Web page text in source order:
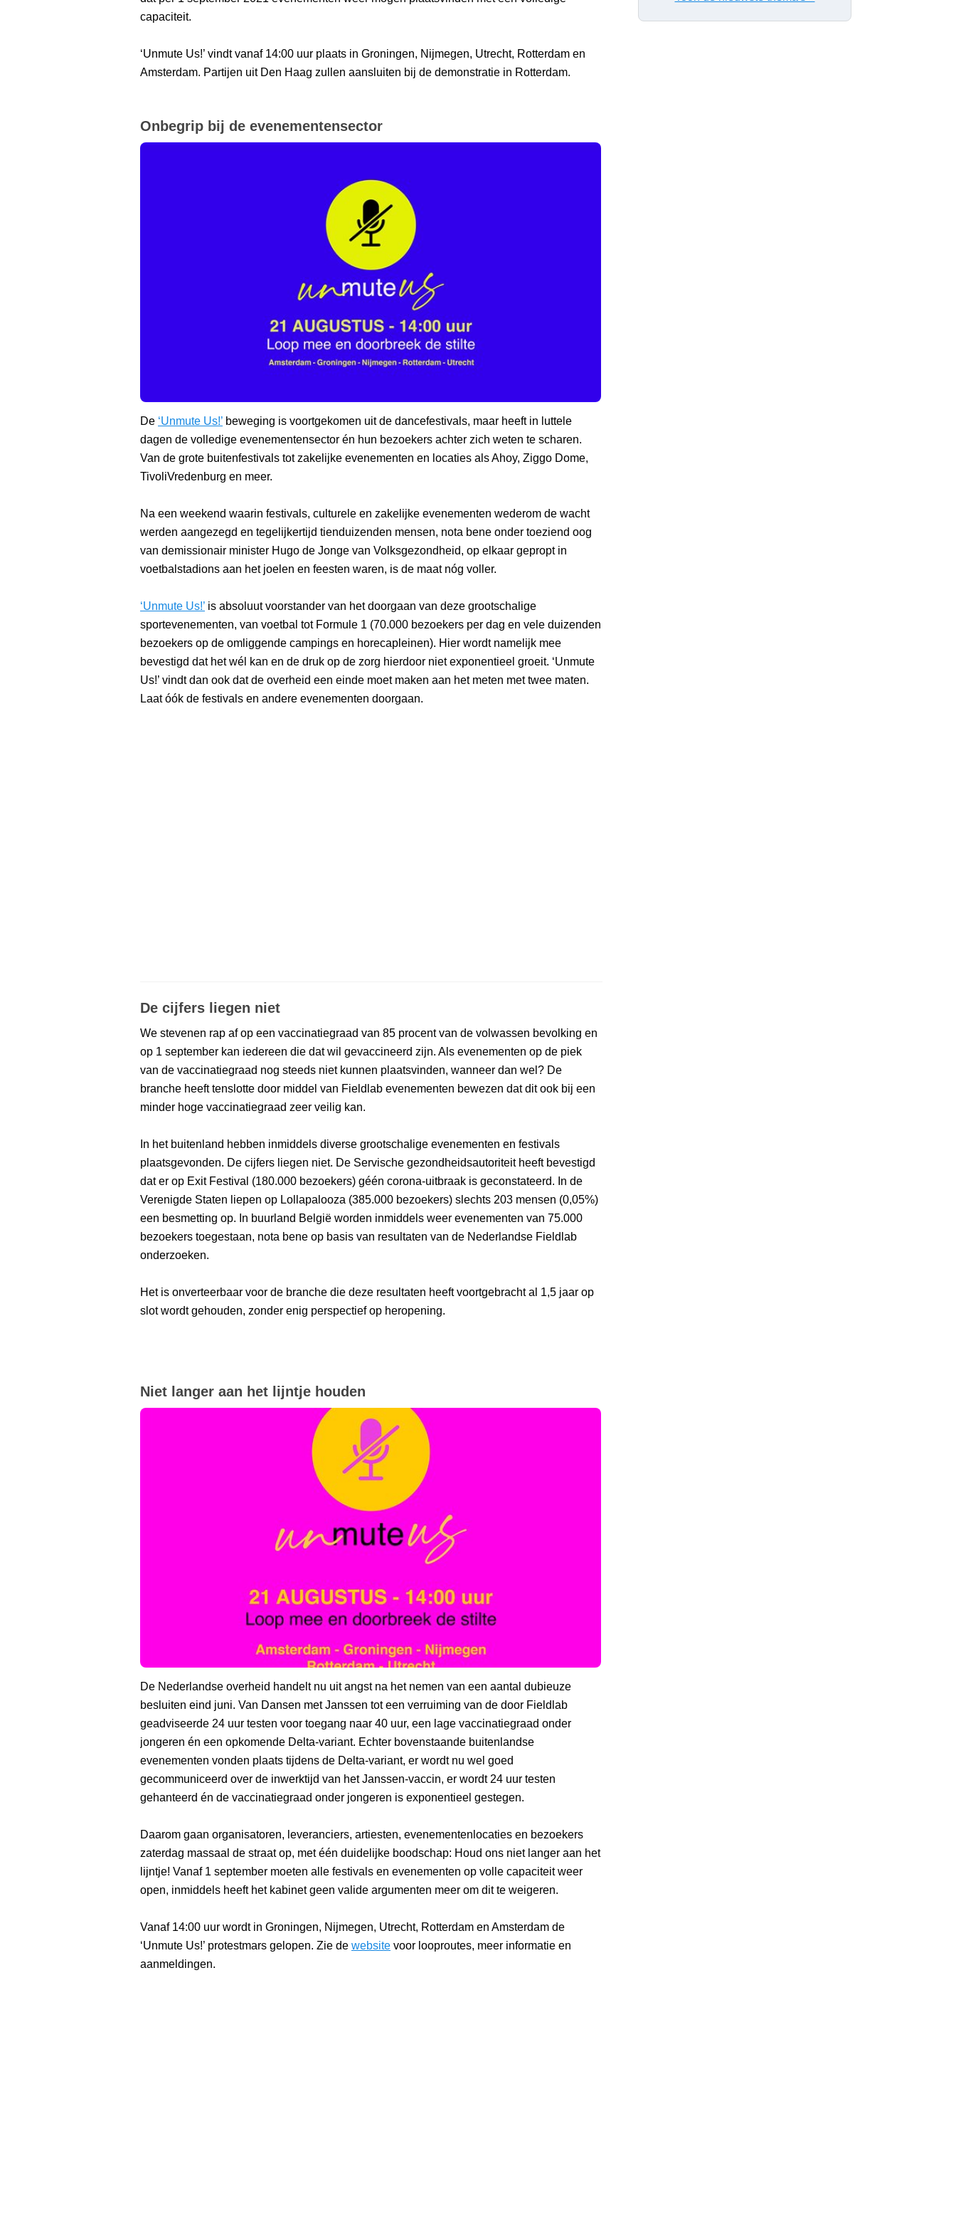
capaciteit.
‘Unmute Us!’ vindt vanaf 14:00 uur plaats in Groningen, Nijmegen, Utrecht, Rotterdam en
Amsterdam. Partijen uit Den Haag zullen aansluiten bij de demonstratie in Rotterdam.
Onbegrip bij de evenementensector
De ‘Unmute Us!’ beweging is voortgekomen uit de dancefestivals, maar heeft in luttele
dagen de volledige evenementensector én hun bezoekers achter zich weten te scharen.
Van de grote buitenfestivals tot zakelijke evenementen en locaties als Ahoy, Ziggo Dome,
TivoliVredenburg en meer.
Na een weekend waarin festivals, culturele en zakelijke evenementen wederom de wacht
werden aangezegd en tegelijkertijd tienduizenden mensen, nota bene onder toeziend oog
van demissionair minister Hugo de Jonge van Volksgezondheid, op elkaar gepropt in
voetbalstadions aan het joelen en feesten waren, is de maat nóg voller.
‘Unmute Us!’ is absoluut voorstander van het doorgaan van deze grootschalige
sportevenementen, van voetbal tot Formule 1 (70.000 bezoekers per dag en vele duizenden
bezoekers op de omliggende campings en horecapleinen). Hier wordt namelijk mee
bevestigd dat het wél kan en de druk op de zorg hierdoor niet exponentieel groeit. ‘Unmute
Us!’ vindt dan ook dat de overheid een einde moet maken aan het meten met twee maten.
Laat óók de festivals en andere evenementen doorgaan.
De cijfers liegen niet
We stevenen rap af op een vaccinatiegraad van 85 procent van de volwassen bevolking en
op 1 september kan iedereen die dat wil gevaccineerd zijn. Als evenementen op de piek
van de vaccinatiegraad nog steeds niet kunnen plaatsvinden, wanneer dan wel? De
branche heeft tenslotte door middel van Fieldlab evenementen bewezen dat dit ook bij een
minder hoge vaccinatiegraad zeer veilig kan.
In het buitenland hebben inmiddels diverse grootschalige evenementen en festivals
plaatsgevonden. De cijfers liegen niet. De Servische gezondheidsautoriteit heeft bevestigd
dat er op Exit Festival (180.000 bezoekers) géén corona-uitbraak is geconstateerd. In de
Verenigde Staten liepen op Lollapalooza (385.000 bezoekers) slechts 203 mensen (0,05%)
een besmetting op. In buurland België worden inmiddels weer evenementen van 75.000
bezoekers toegestaan, nota bene op basis van resultaten van de Nederlandse Fieldlab
onderzoeken.
Het is onverteerbaar voor de branche die deze resultaten heeft voortgebracht al 1,5 jaar op
slot wordt gehouden, zonder enig perspectief op heropening.
Niet langer aan het lijntje houden
De Nederlandse overheid handelt nu uit angst na het nemen van een aantal dubieuze
besluiten eind juni. Van Dansen met Janssen tot een verruiming van de door Fieldlab
geadviseerde 24 uur testen voor toegang naar 40 uur, een lage vaccinatiegraad onder
jongeren én een opkomende Delta-variant. Echter bovenstaande buitenlandse
evenementen vonden plaats tijdens de Delta-variant, er wordt nu wel goed
gecommuniceerd over de inwerktijd van het Janssen-vaccin, er wordt 24 uur testen
gehanteerd én de vaccinatiegraad onder jongeren is exponentieel gestegen.
Daarom gaan organisatoren, leveranciers, artiesten, evenementenlocaties en bezoekers
zaterdag massaal de straat op, met één duidelijke boodschap: Houd ons niet langer aan het
lijntje! Vanaf 1 september moeten alle festivals en evenementen op volle capaciteit weer
open, inmiddels heeft het kabinet geen valide argumenten meer om dit te weigeren.
Vanaf 14:00 uur wordt in Groningen, Nijmegen, Utrecht, Rotterdam en Amsterdam de
‘Unmute Us!’ protestmars gelopen. Zie de website voor looproutes, meer informatie en
aanmeldingen.